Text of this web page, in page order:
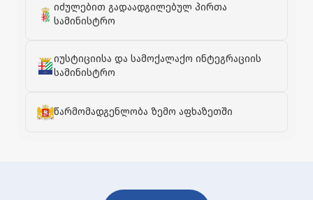
იძულებით გადაადგილებულ პირთა
სამინისტრო
იუსტიციისა და სამოქალაქო ინტეგრაციის
სამინისტრო
წარმომადგენლობა ზემო აფხაზეთში